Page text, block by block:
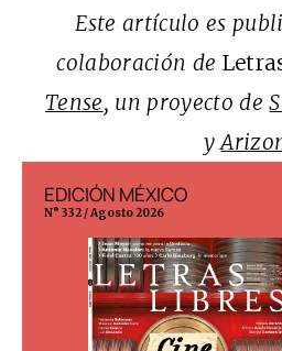
Este artículo es
colaboración de
Tense, un proyecto de
y
EDICIÓN MÉXICO
N° 332 / Agosto 2026